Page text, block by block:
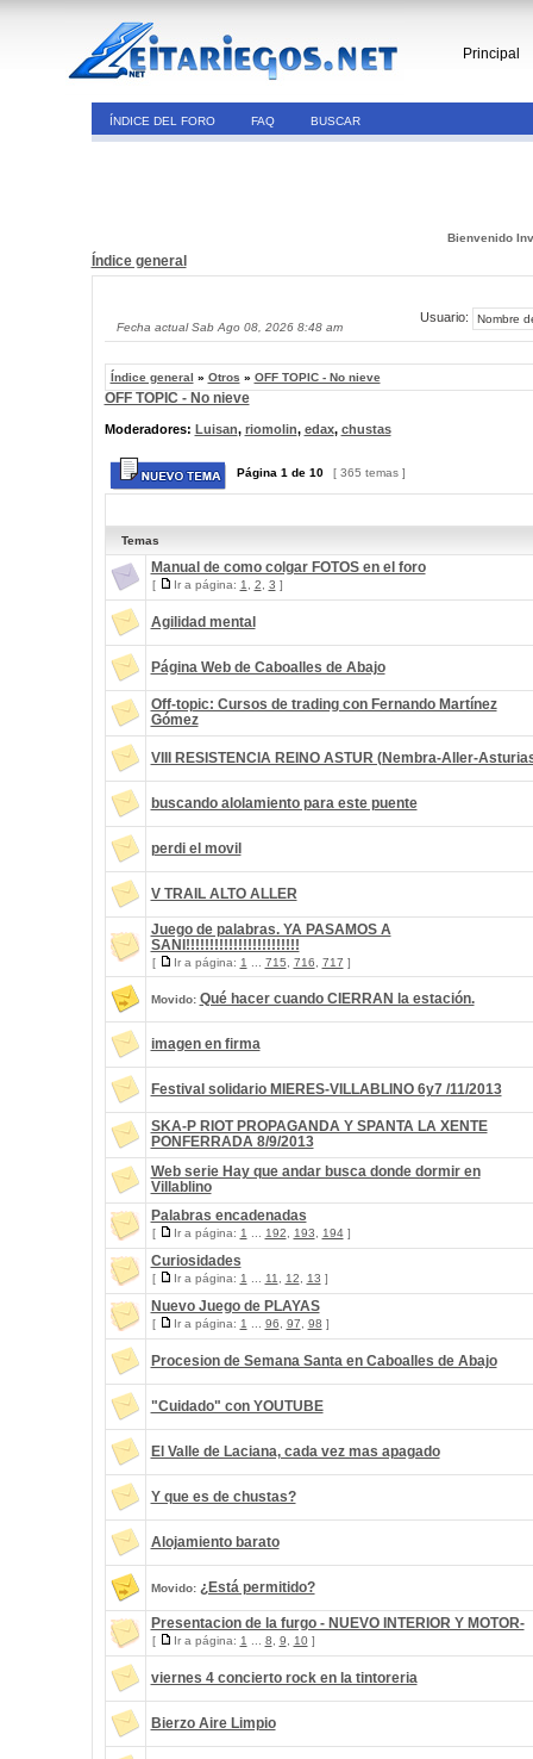
Principal
ÍNDICE DEL FORO FAQ BUSCAR
Bienvenido
Índice general
Fecha actual Sab Ago 08, 2026 8:48 am
Usuario:
Índice general » Otros » OFF TOPIC - No nieve
OFF TOPIC - No nieve
Moderadores: Luisan, riomolin, edax, chustas
Página 1 de 10 [ 365 temas ]
Temas
Manual de como colgar FOTOS en el foro
[ Ir a página: 1 2 3 ]
Agilidad mental
Página Web de Caboalles de Abajo
Off-topic: Cursos de trading con Fernando Martínez
Gómez
VIII RESISTENCIA REINO ASTUR (Nembra-Aller-
buscando alolamiento para este puente
perdi el movil
V TRAIL ALTO ALLER
Juego de palabras. YA PASAMOS A
SANI!!!!!!!!!!!!!!!!!!!!!!!!
[ Ir a página: 1 715 716 717 ]
Movido: Qué hacer cuando CIERRAN la estación.
imagen en firma
Festival solidario MIERES-VILLABLINO 6y7 /11/2013
SKA-P RIOT PROPAGANDA Y SPANTA LA XENTE
PONFERRADA 8/9/2013
Web serie Hay que andar busca donde dormir en
Villablino
Palabras encadenadas
[ Ir a página: 1 192 193 194]
Curiosidades
[ Ir a página: 1 11 12 13 ]
Nuevo Juego de PLAYAS
[ Ir a página: 1 96 97 98 ]
Procesion de Semana Santa en Caboalles de Abajo
"Cuidado" con YOUTUBE
El Valle de Laciana, cada vez mas apagado
Y que es de chustas?
Alojamiento barato
Movido: ¿Está permitido?
Presentacion de la furgo - NUEVO INTERIOR Y MOTOR-
[ Ir a página: 1 8 9 10]
viernes 4 concierto rock en la tintoreria
Bierzo Aire Limpio